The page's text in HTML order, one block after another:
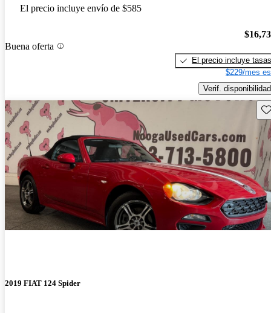
El precio incluye envío de $585
Buena oferta
El precio incluye tasas
$229/mes
Verif. disponibilidad
2019 FIAT 124 Spider